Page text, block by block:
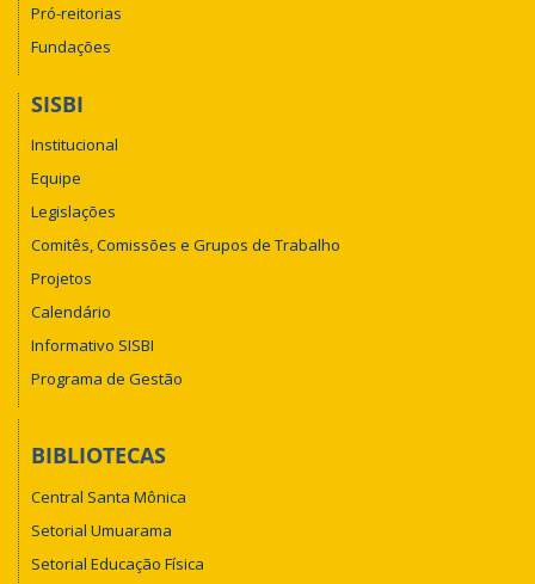
Pró-reitorias
Fundações
SISBI
Institucional
Equipe
Legislações
Comitês, Comissões e Grupos de Trabalho
Projetos
Calendário
Informativo SISBI
Programa de Gestão
BIBLIOTECAS
Central Santa Mônica
Setorial Umuarama
Setorial Educação Física